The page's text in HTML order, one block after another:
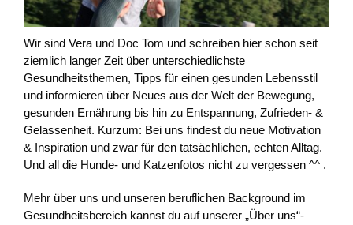
Wir sind Vera und Doc Tom und schreiben hier schon seit
ziemlich langer Zeit über unterschiedlichste
Gesundheitsthemen, Tipps für einen gesunden Lebensstil
und informieren über Neues aus der Welt der Bewegung,
gesunden Ernährung bis hin zu Entspannung, Zufrieden- &
Gelassenheit. Kurzum: Bei uns findest du neue Motivation
& Inspiration und zwar für den tatsächlichen, echten Alltag.
Und all die Hunde- und Katzenfotos nicht zu vergessen ^^ .
Mehr über uns und unseren beruflichen Background im
Gesundheitsbereich kannst du auf unserer „Über uns“-